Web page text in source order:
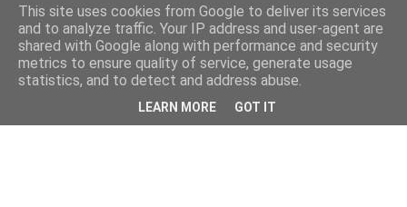
This site uses cookies from Google to deliver its services
and to analyze traffic. Your IP address and user-agent are
shared with Google along with performance and security
metrics to ensure quality of service, generate usage
statistics, and to detect and address abuse.
LEARN MORE GOT IT